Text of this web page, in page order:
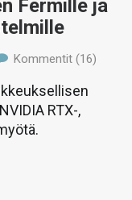
Fermille ja
Kommentit (16)
RTX-,